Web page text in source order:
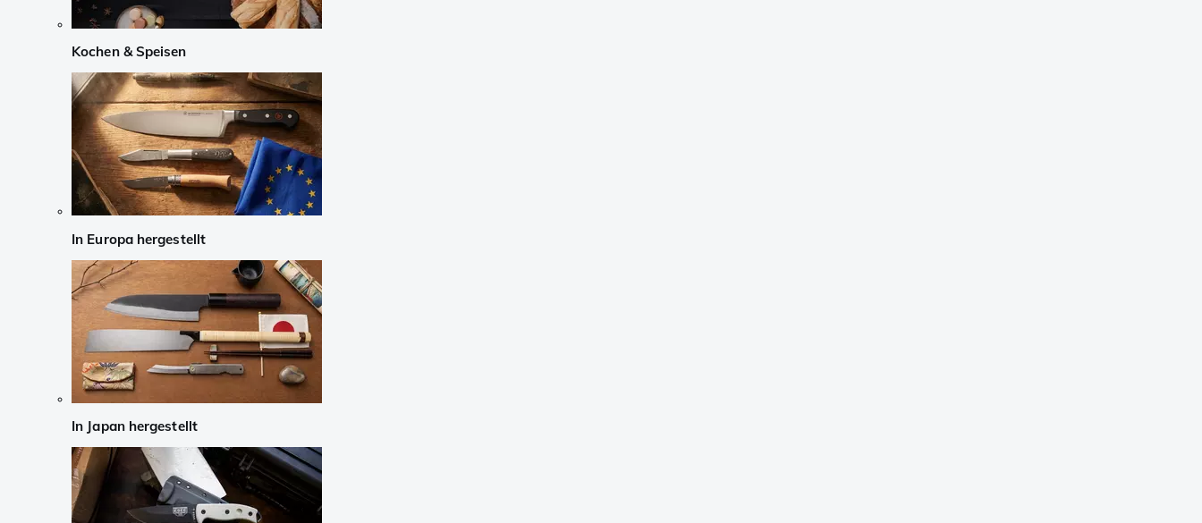
Kochen & Speisen
In Europa hergestellt
In Japan hergestellt